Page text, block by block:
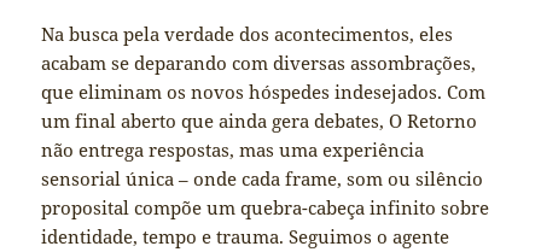
Na busca pela verdade dos acontecimentos, eles
acabam se deparando com diversas assombrações,
que eliminam os novos hóspedes indesejados. Com
um final aberto que ainda gera debates, O Retorno
não entrega respostas, mas uma experiência
sensorial única – onde cada frame, som ou silêncio
proposital compõe um quebra-cabeça infinito sobre
identidade, tempo e trauma. Seguimos o agente